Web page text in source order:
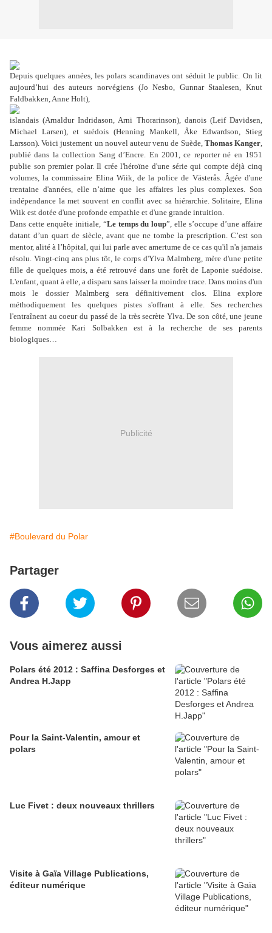
Depuis quelques années, les polars scandinaves ont séduit le public. On lit
aujourd’hui des auteurs norvégiens (Jo Nesbo, Gunnar Staalesen, Knut
Faldbakken, Anne Holt),
islandais (Arnaldur Indridason, Arni Thorarinson), danois (Leif Davidsen,
Michael Larsen), et suédois (Henning Mankell, Åke Edwardson, Stieg
Larsson). Voici justement un nouvel auteur venu de Suède, Thomas Kanger,
publié dans la collection Sang d’Encre. En 2001, ce reporter né en 1951
publie son premier polar. Il crée l'héroïne d'une série qui compte déjà cinq
volumes, la commissaire Elina Wiik, de la police de Västerås. Âgée d'une
trentaine d'années, elle n’aime que les affaires les plus complexes. Son
indépendance la met souvent en conflit avec sa hiérarchie. Solitaire, Elina
Wiik est dotée d'une profonde empathie et d'une grande intuition.
Dans cette enquête initiale, “Le temps du loup”, elle s’occupe d’une affaire
datant d’un quart de siècle, avant que ne tombe la prescription. C’est son
mentor, alité à l’hôpital, qui lui parle avec amertume de ce cas qu'il n'a jamais
résolu. Vingt-cinq ans plus tôt, le corps d'Ylva Malmberg, mère d'une petite
fille de quelques mois, a été retrouvé dans une forêt de Laponie suédoise.
L'enfant, quant à elle, a disparu sans laisser la moindre trace. Dans moins d'un
mois le dossier Malmberg sera définitivement clos. Elina explore
méthodiquement les quelques pistes s'offrant à elle. Ses recherches
l'entraînent au coeur du passé de la très secrète Ylva. De son côté, une jeune
femme nommée Kari Solbakken est à la recherche de ses parents
biologiques…
Publicité
#Boulevard du Polar
Partager
Vous aimerez aussi
Polars été 2012 : Saffina Desforges et
Andrea H.Japp
Pour la Saint-Valentin, amour et
polars
Luc Fivet : deux nouveaux thrillers
Visite à Gaïa Village Publications,
éditeur numérique